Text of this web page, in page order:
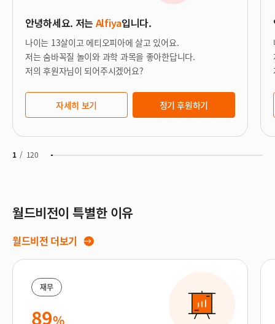
안녕하세요. 저는Alfiya입니다.
나이는 13살이고 에티오피아에 살고 있어요.
저는 숨바꼭질 놀이와 과학 과목을 좋아한답니다.
저의 후원자님이 되어주시겠어요?
자세히 보기 정기 후원하기
1/ 120
월드비전이 특별한 이유
월드비전 더보기
재무
89%